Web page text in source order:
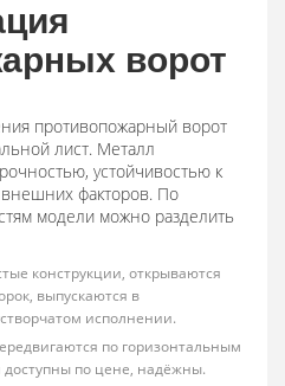
ворот
противопожарный ворот
лист. Металл
устойчивостью к
факторов. По
модели можно разделить
конструкции, открываются
выпускаются в
исполнении.
по горизонтальным
по цене, надёжны.